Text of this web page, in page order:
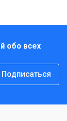
обо всех
Подписаться